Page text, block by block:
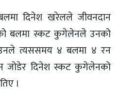
दिनेश खरेलले जीवनदान
बलमा स्कट कुगेलेनले उनको
त्यससमय ४ बलमा ४ रन
जोडेर दिनेश स्कट कुगेलेनको
।